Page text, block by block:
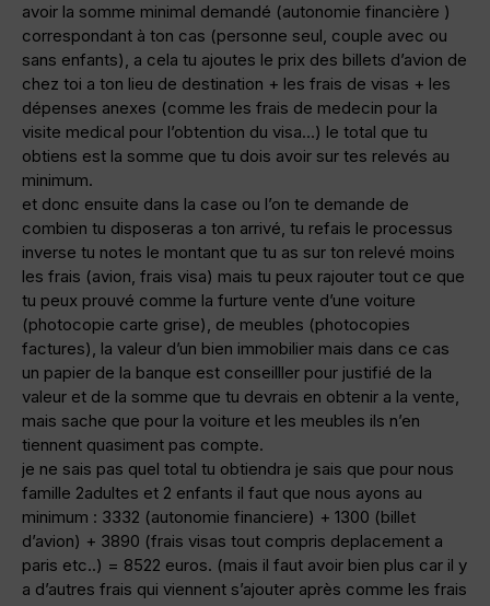
avoir la somme minimal demandé (autonomie financière )
correspondant à ton cas (personne seul, couple avec ou
sans enfants), a cela tu ajoutes le prix des billets d’avion de
chez toi a ton lieu de destination + les frais de visas + les
dépenses anexes (comme les frais de medecin pour la
visite medical pour l’obtention du visa…) le total que tu
obtiens est la somme que tu dois avoir sur tes relevés au
minimum.
et donc ensuite dans la case ou l’on te demande de
combien tu disposeras a ton arrivé, tu refais le processus
inverse tu notes le montant que tu as sur ton relevé moins
les frais (avion, frais visa) mais tu peux rajouter tout ce que
tu peux prouvé comme la furture vente d’une voiture
(photocopie carte grise), de meubles (photocopies
factures), la valeur d’un bien immobilier mais dans ce cas
un papier de la banque est conseilller pour justifié de la
valeur et de la somme que tu devrais en obtenir a la vente,
mais sache que pour la voiture et les meubles ils n’en
tiennent quasiment pas compte.
je ne sais pas quel total tu obtiendra je sais que pour nous
famille 2adultes et 2 enfants il faut que nous ayons au
minimum : 3332 (autonomie financiere) + 1300 (billet
d’avion) + 3890 (frais visas tout compris deplacement a
paris etc..) = 8522 euros. (mais il faut avoir bien plus car il y
a d’autres frais qui viennent s’ajouter après comme les frais